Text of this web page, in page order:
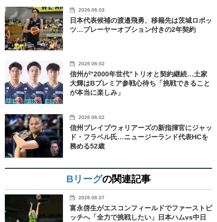
2026.06.03
日本代表候補の渡邉飛勇、移籍先は茨城ロボッ
ツ…プレーヤーオプション付きの2年契約
2026.06.02
信州が“2000年世代”トリオと契約継続…土家
大輝はBプレミア参戦心待ち「挑戦できること
が本当に楽しみ」
2026.06.02
信州ブレイブウォリアーズの新指揮官にジャッ
ド・フラベル氏…ニュージーランド代表HCを
務める52歳
Bリーグの関連記事
2026.06.07
富永啓生がエスコンフィールドでファーストピ
ッチへ「全力で挑戦したい」日本ハムvs中日